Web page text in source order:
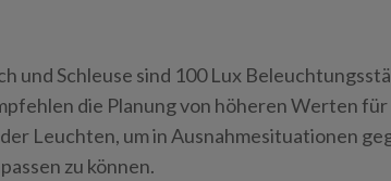
und Schleuse sind 100 Lux
die Planung von höheren Werten für
Leuchten, um in Ausnahmesituationen
zu können.